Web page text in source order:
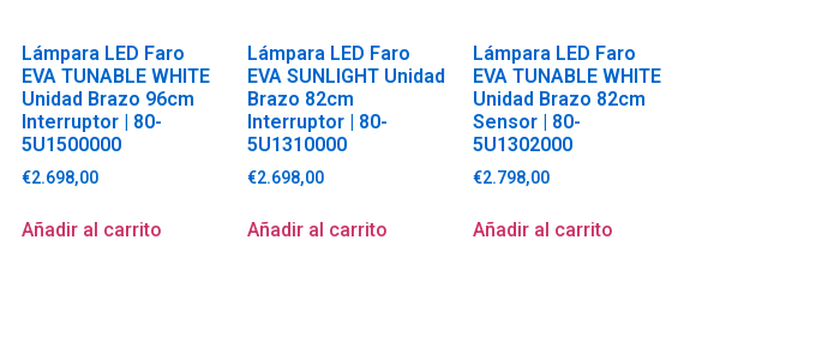
Lámpara LED Faro
EVA TUNABLE WHITE
Unidad Brazo 96cm
Interruptor | 80-
5U1500000
€2.698,00
Añadir al carrito
Lámpara LED Faro
EVA SUNLIGHT Unidad
Brazo 82cm
Interruptor | 80-
5U1310000
€2.698,00
Añadir al carrito
Lámpara LED Faro
EVA TUNABLE WHITE
Unidad Brazo 82cm
Sensor | 80-
5U1302000
€2.798,00
Añadir al carrito